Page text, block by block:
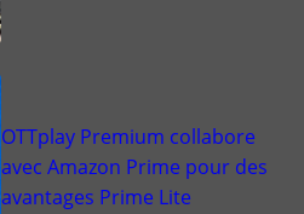
OTTplay Premium collabore
avec Amazon Prime pour des
avantages Prime Lite